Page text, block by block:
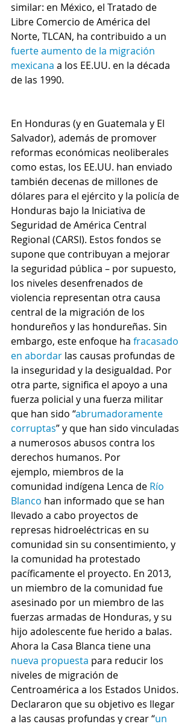
similar: en México, el Tratado de
Libre Comercio de América del
Norte, TLCAN, ha contribuido a un
fuerte aumento de la migración
mexicana a los EE.UU. en la década
de las 1990.
En Honduras (y en Guatemala y El
Salvador), además de promover
reformas económicas neoliberales
como estas, los EE.UU. han enviado
también decenas de millones de
dólares para el ejército y la policía de
Honduras bajo la Iniciativa de
Seguridad de América Central
Regional (CARSI). Estos fondos se
supone que contribuyan a mejorar
la seguridad pública – por supuesto,
los niveles desenfrenados de
violencia representan otra causa
central de la migración de los
hondureños y las hondureñas. Sin
embargo, este enfoque ha fracasado
en abordar las causas profundas de
la inseguridad y la desigualdad. Por
otra parte, significa el apoyo a una
fuerza policial y una fuerza militar
que han sido “abrumadoramente
corruptas” y que han sido vinculadas
a numerosos abusos contra los
derechos humanos. Por
ejemplo, miembros de la
comunidad indígena Lenca de Río
Blanco han informado que se han
llevado a cabo proyectos de
represas hidroeléctricas en su
comunidad sin su consentimiento, y
la comunidad ha protestado
pacíficamente el proyecto. En 2013,
un miembro de la comunidad fue
asesinado por un miembro de las
fuerzas armadas de Honduras, y su
hijo adolescente fue herido a balas.
Ahora la Casa Blanca tiene una
nueva propuesta para reducir los
niveles de migración de
Centroamérica a los Estados Unidos.
Declararon que su objetivo es llegar
a las causas profundas y crear “un